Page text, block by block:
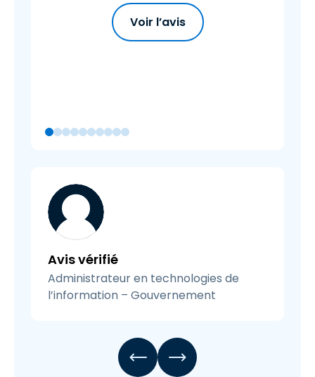
Voir l’avis
Avis vérifié
Administrateur en technologies de
l’information – Gouvernement